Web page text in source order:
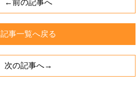
←前の記事へ
記事一覧へ戻る
次の記事へ→